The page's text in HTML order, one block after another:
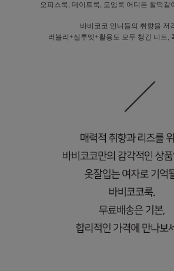
오피스룩, 데이트룩, 모임룩 어디든 찰떡같
바비코코 언니들의 취향을 저
러블리+실루엣+활용도 모두 챙긴 니트,